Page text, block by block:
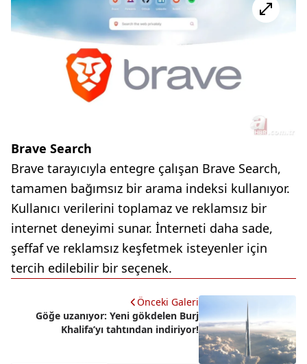
Brave Search
Brave tarayıcıyla entegre çalışan Brave Search,
tamamen bağımsız bir arama indeksi kullanıyor.
Kullanıcı verilerini toplamaz ve reklamsız bir
internet deneyimi sunar. İnterneti daha sade,
şeffaf ve reklamsız keşfetmek isteyenler için
tercih edilebilir bir seçenek.
Önceki Galeri
Göğe uzanıyor: Yeni gökdelen Burj
Khalifa’yı tahtından indiriyor!